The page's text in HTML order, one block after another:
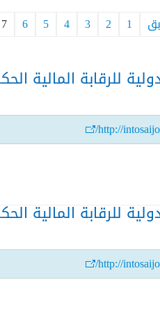
1
2
3
4
5
6
7
للرقابة المالية
http://
للرقابة المالية
http://